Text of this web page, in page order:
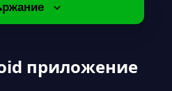
за iPhone и iPad
приложение